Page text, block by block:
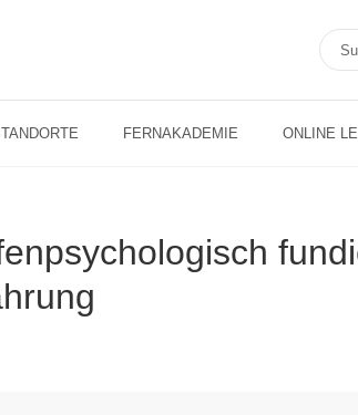
FERNAKADEMIE ONLINE